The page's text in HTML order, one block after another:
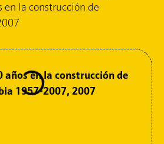
Amaral Diseño
Contacto
en la construcción de